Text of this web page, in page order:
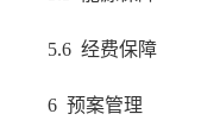
5.6 经费保障
6 预案管理